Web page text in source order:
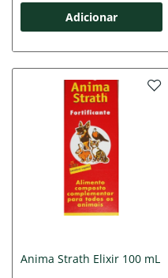
Adicionar
Anima Strath Elixir 100 mL